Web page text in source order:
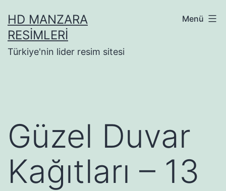
geçHD MANZARA
RESIMLERI
Türkiye'nin lider resim sitesi
Menü
Güzel Duvar
Kağıtları – 13